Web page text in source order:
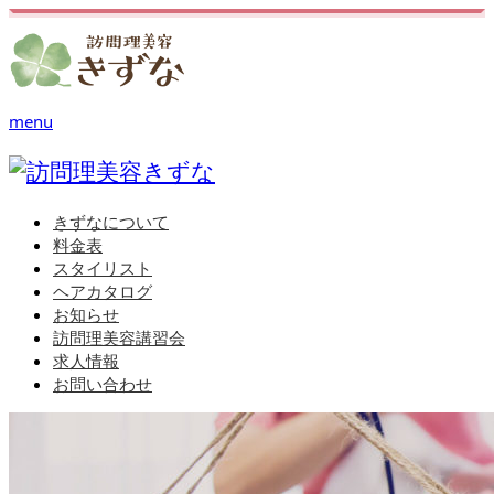
menu
きずなについて
料金表
スタイリスト
ヘアカタログ
お知らせ
訪問理美容講習会
求人情報
お問い合わせ